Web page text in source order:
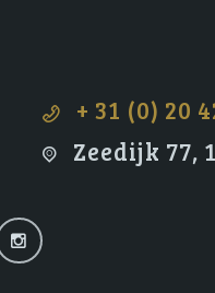
+ 31 (0) 20
Zeedijk 77,